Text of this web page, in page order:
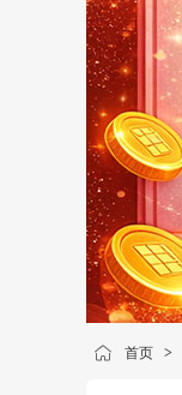
首页 >